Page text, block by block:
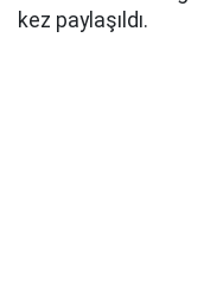
kez paylaşıldı.